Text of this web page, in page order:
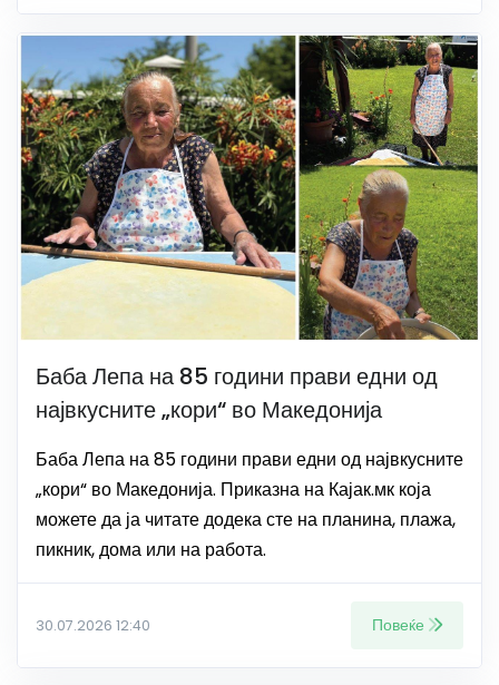
Баба Лепа на 85 години прави едни од
највкусните „кори“ во Македонија
Баба Лепа на 85 години прави едни од највкусните
„кори“ во Македонија. Приказна на Кајак.мк која
можете да ја читате додека сте на планина, плажа,
пикник, дома или на работа.
30.07.2026 12:40 Повеќе